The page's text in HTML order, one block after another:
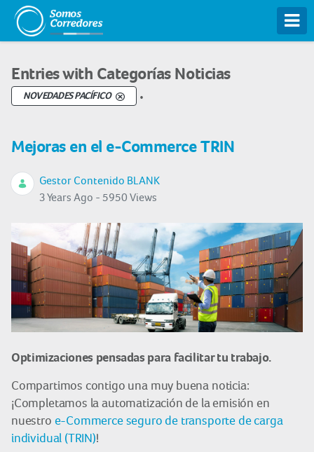
Entries with Categorías Noticias
NOVEDADES PACÍFICO .
Mejoras en el e-Commerce TRIN
Gestor Contenido BLANK
3 Years Ago - 5950 Views
Optimizaciones pensadas para facilitar tu trabajo.
Compartimos contigo una muy buena noticia:
¡Completamos la automatización de la emisión en
nuestro e-Commerce seguro de transporte de carga
individual (TRIN)!